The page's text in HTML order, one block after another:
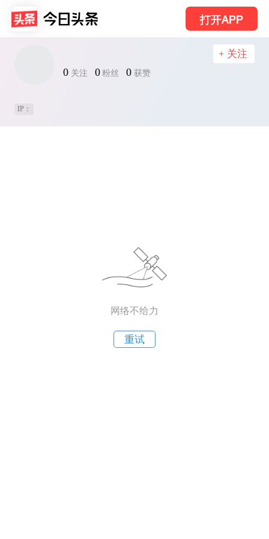
打开APP
0 关注 0 粉丝 0 获赞
+ 关注
IP：
网络不给力
重试